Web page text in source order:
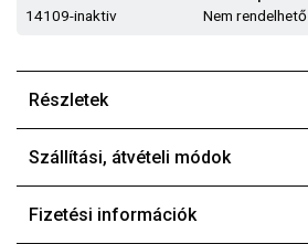
14109-inaktiv
Nem rendelhető
Részletek
Szállítási, átvételi módok
Fizetési információk